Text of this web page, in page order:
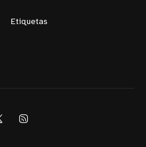
Etiquetas